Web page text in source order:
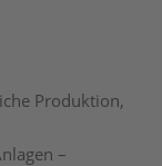
Produktion,
–